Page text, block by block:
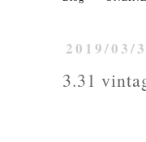
2019/03/
3.31